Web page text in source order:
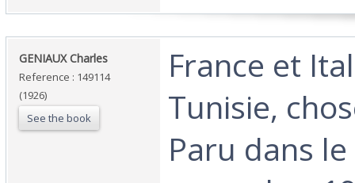
‎GENIAUX Charles ‎
Reference : 149114
(1926)
See the book
‎France et
Tunisie,
Paru dans